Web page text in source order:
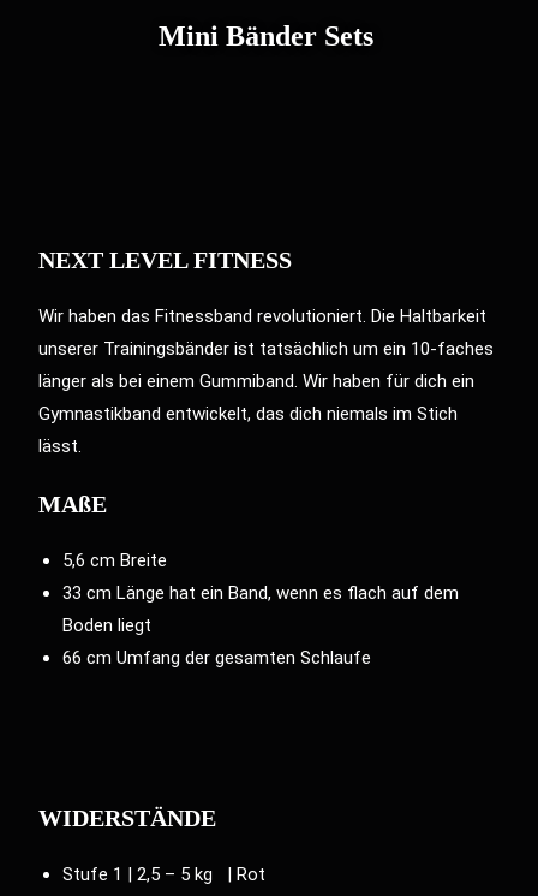
Mini Bänder Sets
NEXT LEVEL FITNESS
Wir haben das Fitnessband revolutioniert. Die Haltbarkeit
unserer Trainingsbänder ist tatsächlich um ein 10-faches
länger als bei einem Gummiband. Wir haben für dich ein
Gymnastikband entwickelt, das dich niemals im Stich
lässt.
MAßE
5,6 cm Breite
33 cm Länge hat ein Band, wenn es flach auf dem
Boden liegt
66 cm Umfang der gesamten Schlaufe
WIDERSTÄNDE
Stufe 1 | 2,5 – 5 kg | Rot